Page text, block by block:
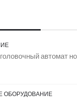
автомат
ОБОРУДОВАНИЕ